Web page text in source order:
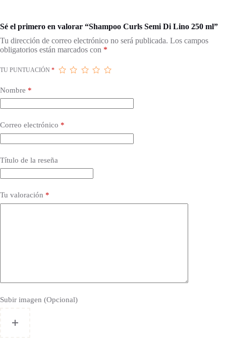
Sé el primero en valorar “Shampoo Curls Semi Di Lino 250 ml”
Tu dirección de correo electrónico no será publicada. Los campos
obligatorios están marcados con *
TU PUNTUACIÓN *
Nombre *
Correo electrónico *
Título de la reseña
Tu valoración *
Subir imagen (Opcional)